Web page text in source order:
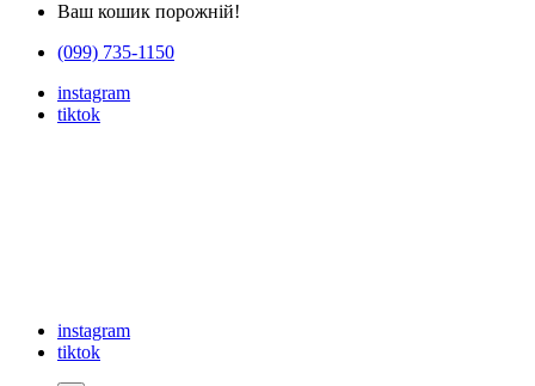
Ваш кошик порожній!
(099) 735-1150
instagram
tiktok
instagram
tiktok